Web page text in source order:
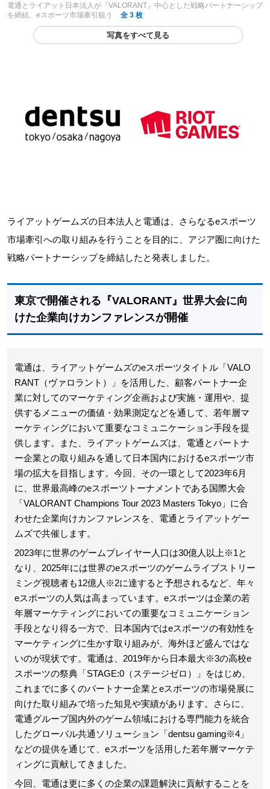
電通とライアット日本法人が『VALORANT』中心とした戦略パートナーシップ
を締結、eスポーツ市場牽引狙う
全 3 枚
写真をすべて見る
ライアットゲームズの日本法人と電通は、さらなるeスポーツ
市場牽引への取り組みを行うことを目的に、アジア圏に向けた
戦略パートナーシップを締結したと発表しました。
東京で開催される『VALORANT』世界大会に向
けた企業向けカンファレンスが開催
電通は、ライアットゲームズのeスポーツタイトル「VALO
RANT（ヴァロラント）」を活用した、顧客パートナー企
業に対してのマーケティング企画および実施・運用や、提
供するメニューの価値・効果測定などを通して、若年層マ
ーケティングにおいて重要なコミュニケーション手段を提
供します。また、ライアットゲームズは、電通とパートナ
ー企業との取り組みを通して日本国内におけるeスポーツ市
場の拡大を目指します。今回、その一環として2023年6月
に、世界最高峰のeスポーツトーナメントである国際大会
「VALORANT Champions Tour 2023 Masters Tokyo」に合
わせた企業向けカンファレンスを、電通とライアットゲー
ムズで共催します。
2023年に世界のゲームプレイヤー人口は30億人以上※1と
なり、2025年には世界のeスポーツのゲームライブストリー
ミング視聴者も12億人※2に達すると予想されるなど、年々
eスポーツの人気は高まっています。eスポーツは企業の若
年層マーケティングにおいての重要なコミュニケーション
手段となり得る一方で、日本国内ではeスポーツの有効性を
マーケティングに生かす取り組みが、海外ほど盛んではな
いのが現状です。電通は、2019年から日本最大※3の高校e
スポーツの祭典「STAGE:0（ステージゼロ）」をはじめ、
これまでに多くのパートナー企業とeスポーツの市場発展に
向けた取り組みで培った知見や実績があります。さらに、
電通グループ国内外のゲーム領域における専門能力を統合
したグローバル共通ソリューション「dentsu gaming※4」
などの提供を通じて、eスポーツを活用した若年層マーケテ
ィングに貢献してきました。
今回、電通は更に多くの企業の課題解決に貢献することを